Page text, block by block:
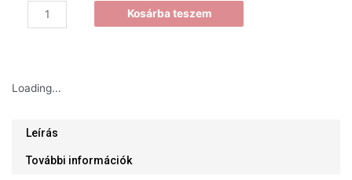
R&G
racing
-
R
'12
Kosárba teszem
Loading...
Leírás
További információk